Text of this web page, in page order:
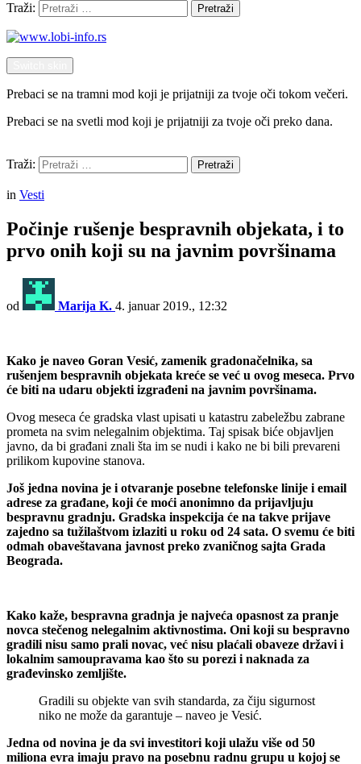
Traži:
Pretraži
Prebaci se na tramni mod koji je prijatniji za tvoje oči tokom večeri.
Prebaci se na svetli mod koji je prijatniji za tvoje oči preko dana.
Traži:
Pretraži
in Vesti
Počinje rušenje bespravnih objekata, i to
prvo onih koji su na javnim površinama
od Marija K. 4. januar 2019., 12:32
Kako je naveo Goran Vesić, zamenik gradonačelnika, sa
rušenjem bespravnih objekata kreće se već u ovog meseca. Prvo
će biti na udaru objekti izgrađeni na javnim površinama.
Ovog meseca će gradska vlast upisati u katastru zabeležbu zabrane
prometa na svim nelegalnim objektima. Taj spisak biće objavljen
javno, da bi građani znali šta im se nudi i kako ne bi bili prevareni
prilikom kupovine stanova.
Još jedna novina je i otvaranje posebne telefonske linije i email
adrese za građane, koji će moći anonimno da prijavljuju
bespravnu gradnju. Gradska inspekcija će na takve prijave
zajedno sa tužilaštvom izlaziti u roku od 24 sata. O svemu će biti
odmah obaveštavana javnost preko zvaničnog sajta Grada
Beograda.
Kako kaže, bespravna gradnja je najveća opasnost za pranje
novca stečenog nelegalnim aktivnostima. Oni koji su bespravno
gradili nisu samo prali novac, već nisu plaćali obaveze državi i
lokalnim samoupravama kao što su porezi i naknada za
građevinsko zemljište.
Gradili su objekte van svih standarda, za čiju sigurnost
niko ne može da garantuje – naveo je Vesić.
Jedna od novina je da svi investitori koji ulažu više od 50
miliona evra imaju pravo na posebnu radnu grupu u kojoj se